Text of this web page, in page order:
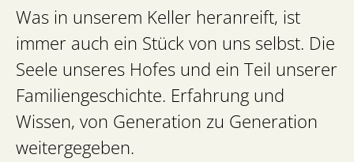
Was in unserem Keller heranreift, ist
immer auch ein Stück von uns selbst. Die
Seele unseres Hofes und ein Teil unserer
Familiengeschichte. Erfahrung und
Wissen, von Generation zu Generation
weitergegeben.